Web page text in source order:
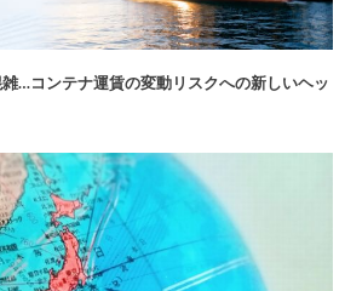
…コンテナ運賃の変動リスクへの新しいヘッ